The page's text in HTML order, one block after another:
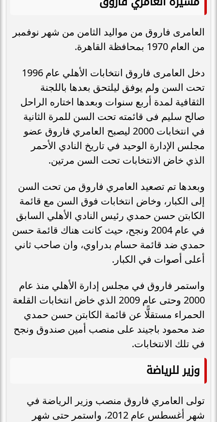
العامرى فاروق من مواليد الثامن من شهر نوفمبر
من العام 1970 بمحافظة القاهرة.
دخل العامرى فاروق انتخابات الأهلي عام 1996
تحت السن ولم يوفق ليلتحق بعدها باللجنة
الثقافية لمدة أربع سنوات وبعدها اختاره الراحل
صالح سليم فى قائمته تحت السن للمرة الثانية
في انتخابات 2000 ليصبح العامري فاروق عضو
مجلس الإدارة الوحيد في تاريخ النادي الأحمر
الذي خاض الانتخابات تحت السن مرتين.
وبعدها تم تصعيد العامري فاروق من تحت السن
إلى الكبار، وخاض انتخابات فوق السن مع قائمة
الكابتن حسن حمدي رئيس النادي الأهلي السابق
في عام 2004 ونجح، حيث كانت هناك قائمة حسن
حمدي ضد قائمة حسام بدراوي، وان صاحب ثاني
أعلى أصوات في الكبار.
واستمر فاروق في مجلس إدارة الأهلي منذ عام
2000 وحتى عام 2009 الذي خاض انتخابات القلعة
الحمراء مستقلًّا عن قائمة الكابتن حسن حمدي
ضد محمود باجيند على منصب أمين صندوق ونجح
في تلك الانتخابات.
وزير للرياضة
تولى العامري فاروق منصب وزير الرياضة في
شهر أغسطس عام 2012، واستمر حتى شهر